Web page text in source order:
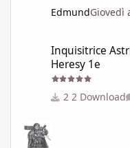
EdmundGiovedì
Inquisitrice
Heresy 1e
2 Download